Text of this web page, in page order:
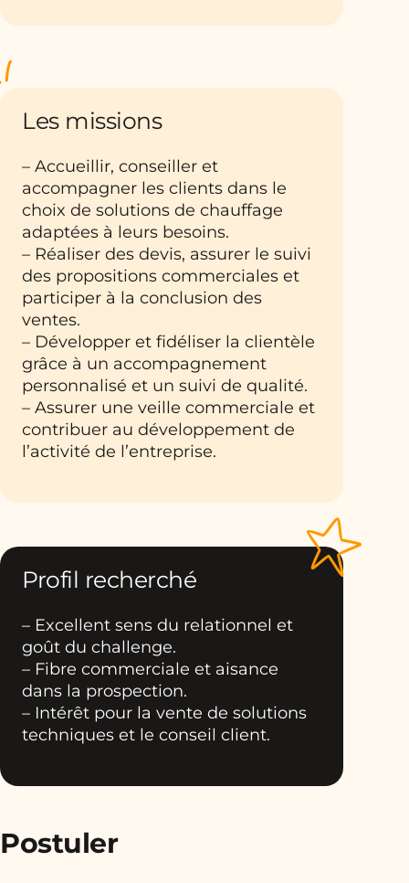
Les missions
– Accueillir, conseiller et
accompagner les clients dans le
choix de solutions de chauffage
adaptées à leurs besoins.
– Réaliser des devis, assurer le suivi
des propositions commerciales et
participer à la conclusion des
ventes.
– Développer et fidéliser la clientèle
grâce à un accompagnement
personnalisé et un suivi de qualité.
– Assurer une veille commerciale et
contribuer au développement de
l’activité de l’entreprise.
Profil recherché
– Excellent sens du relationnel et
goût du challenge.
– Fibre commerciale et aisance
dans la prospection.
– Intérêt pour la vente de solutions
techniques et le conseil client.
Postuler